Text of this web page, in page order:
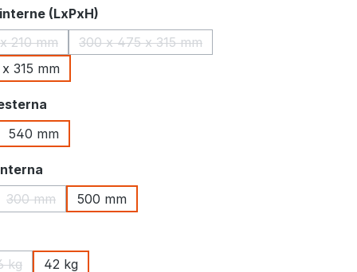
(LxPxH)
210 mm
(Questa opzione non è al momento disponibile.)
300 x 475 x 315 mm
(Questa opzione non è al momento
315 mm
opzione non è al momento disponibile.)
540 mm
opzione non è al momento disponibile.)
300 mm
(Questa opzione non è al momento disponibile.)
500 mm
kg 42 kg